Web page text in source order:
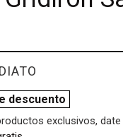
descuento
exclusivos,